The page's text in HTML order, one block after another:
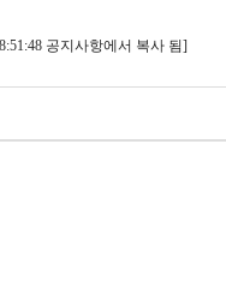
공지사항에서 복사 됨]